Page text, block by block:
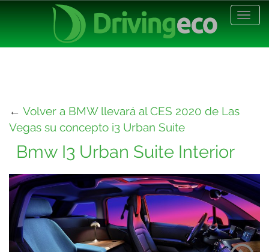
← Volver a BMW llevará al CES 2020 de Las
Vegas su concepto i3 Urban Suite
Bmw I3 Urban Suite Interior